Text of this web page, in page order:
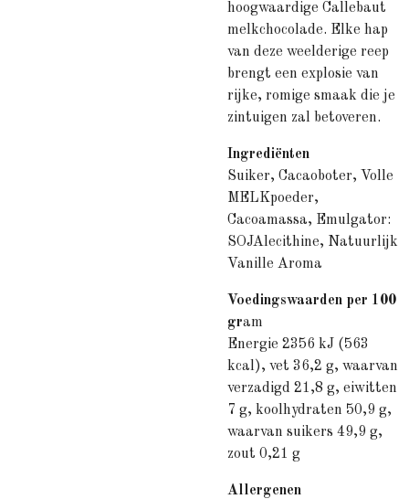
hoogwaardige Callebaut
melkchocolade. Elke hap
van deze weelderige reep
brengt een explosie van
rijke, romige smaak die je
zintuigen zal betoveren.
Ingrediënten
Suiker, Cacaoboter, Volle
MELKpoeder,
Cacoamassa, Emulgator:
SOJAlecithine, Natuurlijk
Vanille Aroma
Voedingswaarden per 100
gram
Energie 2356 kJ (563
kcal), vet 36,2 g, waarvan
verzadigd 21,8 g, eiwitten
7 g, koolhydraten 50,9 g,
waarvan suikers 49,9 g,
zout 0,21 g
Allergenen